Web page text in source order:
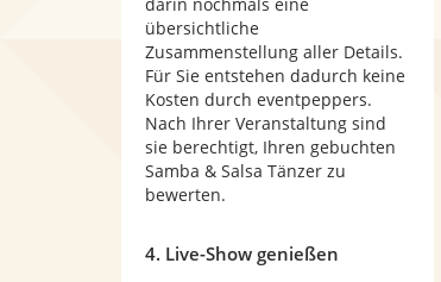
übersichtliche
Zusammenstellung aller Details.
Für Sie entstehen dadurch keine
Kosten durch eventpeppers.
Nach Ihrer Veranstaltung sind
sie berechtigt, Ihren gebuchten
Samba & Salsa Tänzer zu
bewerten.
4. Live-Show genießen